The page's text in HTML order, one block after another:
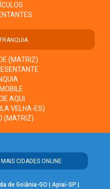
(MATRIZ)
AQUI
VELHA-ES)
(MATRIZ)
MAIS CIDADES ONLINE
de Goiânia-GO Apiaí-SP